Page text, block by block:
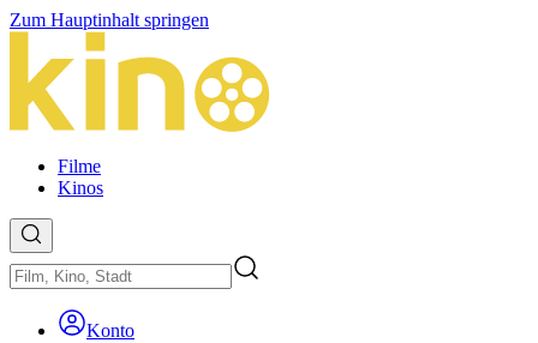
Zum Hauptinhalt springen
Filme
Kinos
Konto